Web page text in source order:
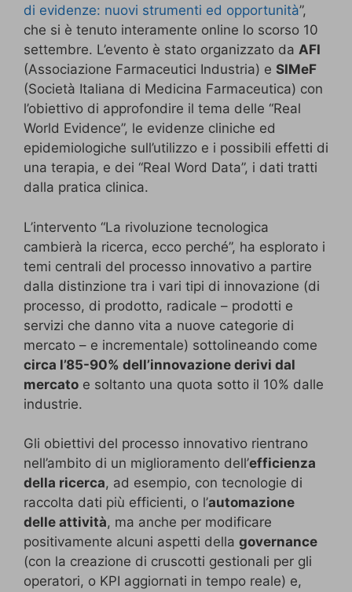
di evidenze: nuovi strumenti ed opportunità”,
che si è tenuto interamente online lo scorso 10
settembre. L’evento è stato organizzato da AFI
(Associazione Farmaceutici Industria) e SIMeF
(Società Italiana di Medicina Farmaceutica) con
l’obiettivo di approfondire il tema delle “Real
World Evidence”, le evidenze cliniche ed
epidemiologiche sull’utilizzo e i possibili effetti di
una terapia, e dei “Real Word Data”, i dati tratti
dalla pratica clinica.
L’intervento “La rivoluzione tecnologica
cambierà la ricerca, ecco perché”, ha esplorato i
temi centrali del processo innovativo a partire
dalla distinzione tra i vari tipi di innovazione (di
processo, di prodotto, radicale – prodotti e
servizi che danno vita a nuove categorie di
mercato – e incrementale) sottolineando come
circa l’85-90% dell’innovazione derivi dal
mercato e soltanto una quota sotto il 10% dalle
industrie.
Gli obiettivi del processo innovativo rientrano
nell’ambito di un miglioramento dell’efficienza
della ricerca, ad esempio, con tecnologie di
raccolta dati più efficienti, o l’automazione
delle attività, ma anche per modificare
positivamente alcuni aspetti della governance
(con la creazione di cruscotti gestionali per gli
operatori, o KPI aggiornati in tempo reale) e,